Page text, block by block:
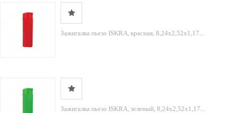
Зажигалка пьезо ISKRA, красная, 8,24х2,52х1,17...
Зажигалка пьезо ISKRA, зеленый, 8,24х2,52х1,17...